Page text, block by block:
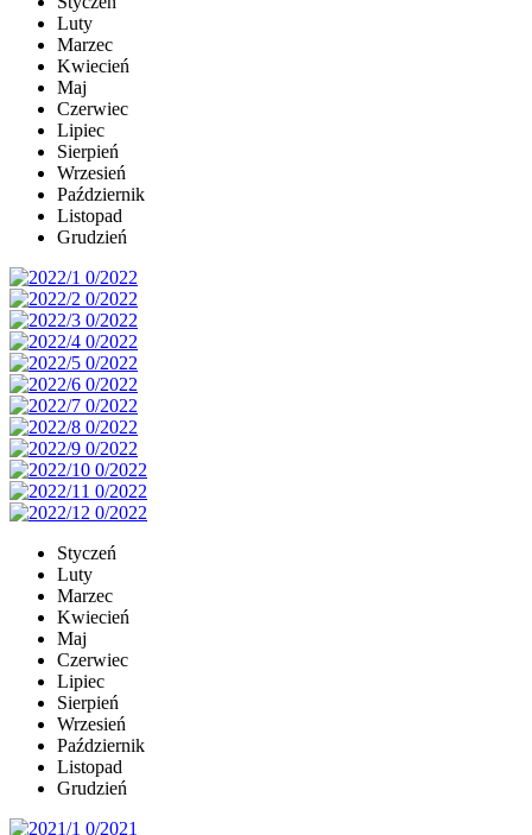
Luty
Marzec
Kwiecień
Maj
Czerwiec
Lipiec
Sierpień
Wrzesień
Październik
Listopad
Grudzień
Styczeń
Luty
Marzec
Kwiecień
Maj
Czerwiec
Lipiec
Sierpień
Wrzesień
Październik
Listopad
Grudzień